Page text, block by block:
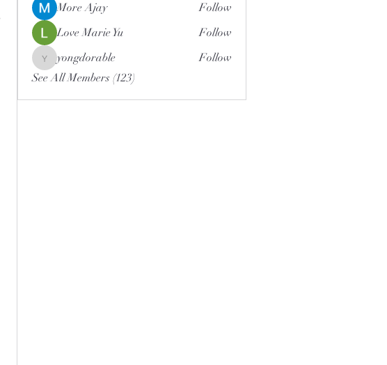
More Ajay
Follow
Love Marie Yu
Follow
yongdorable
yongdorable
Follow
See All Members (123)